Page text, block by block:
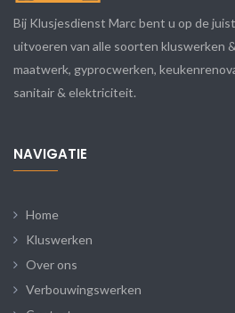
Bij Klusjesdienst Marc bent u op de
uitvoeren van alle soorten kluswerken
maatwerk, gyprocwerken,
sanitair & elektriciteit.
NAVIGATIE
Home
Kluswerken
Over ons
Verbouwingswerken